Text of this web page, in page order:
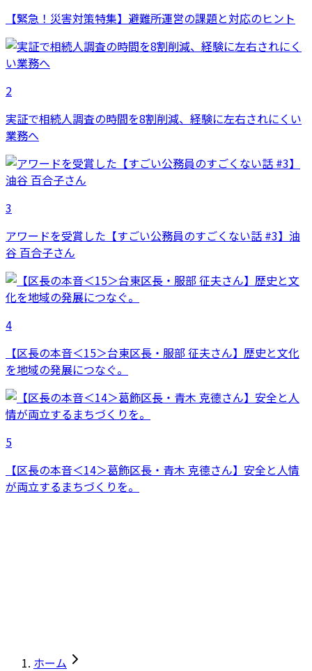
【緊急！災害対策特集】避難所運営の課題と対応のヒント
2
実証で相続人調査の時間を8割削減、経験に左右されにくい
業務へ
3
アワードを受賞した【すごい公務員のすごくない話 #3】油
谷 百合子さん
4
【区長の本音＜15＞台東区長・服部 征夫さん】歴史と文化
を地域の発展につなぐ。
5
【区長の本音＜14＞葛飾区長・青木 克德さん】安全と人情
が両立するまちづくりを。
ホーム